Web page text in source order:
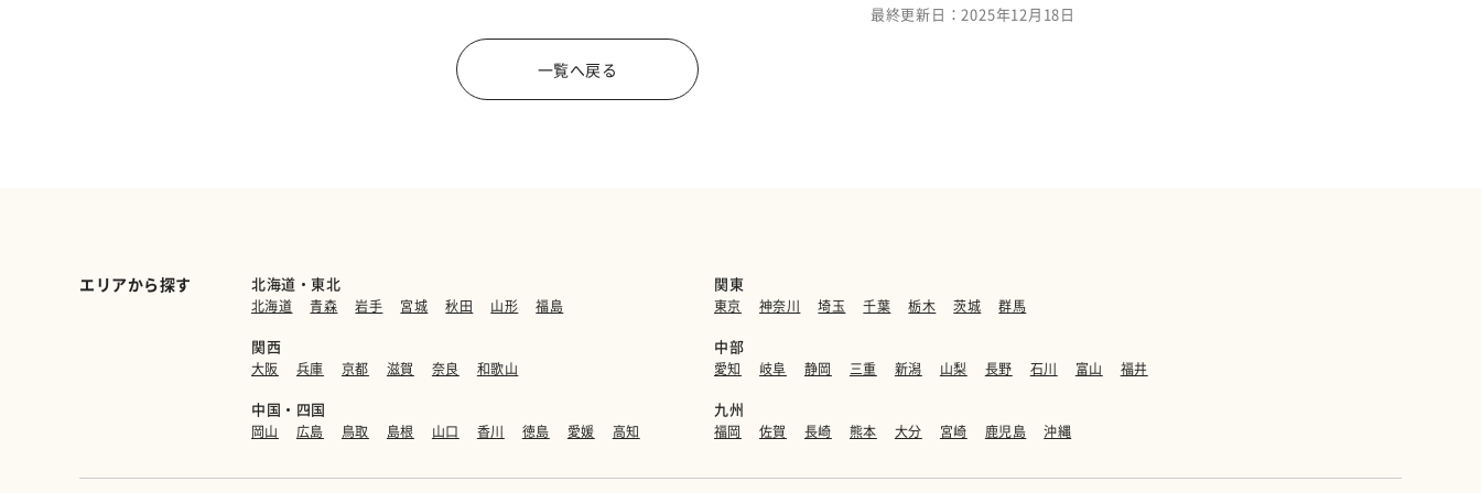
最終更新日：2025年12月18日
一覧へ戻る
エリアから探す 北海道・東北
北海道 青森 岩手 宮城 秋田 山形 福島
関東
東京 神奈川 埼玉 千葉 栃木 茨城 群馬
関西
大阪 兵庫 京都 滋賀 奈良 和歌山
中部
愛知 岐阜 静岡 三重 新潟 山梨 長野 石川 富山 福井
中国・四国
岡山 広島 鳥取 島根 山口 香川 徳島 愛媛 高知
九州
福岡 佐賀 長崎 熊本 大分 宮崎 鹿児島 沖縄